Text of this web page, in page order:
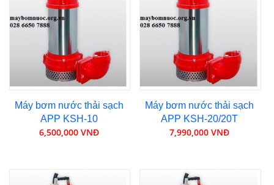
Máy bơm nước thải sạch
APP KSH-10
6,500,000 VNĐ
Máy bơm nước thải sạch
APP KSH-20/20T
7,990,000 VNĐ